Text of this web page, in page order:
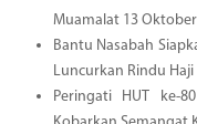
Muamalat 13 Oktober
Bantu Nasabah
Luncurkan Rindu Haji
Peringati HUT ke-